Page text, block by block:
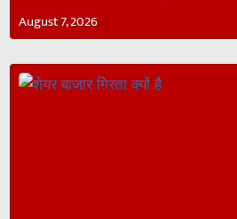
August 7, 2026